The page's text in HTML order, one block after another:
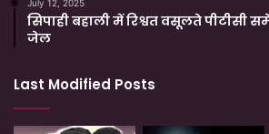
July 12, 2025
सिपाही बहाली में रिश्वत वसूलते पीटीसी
जेल
Last Modified Posts